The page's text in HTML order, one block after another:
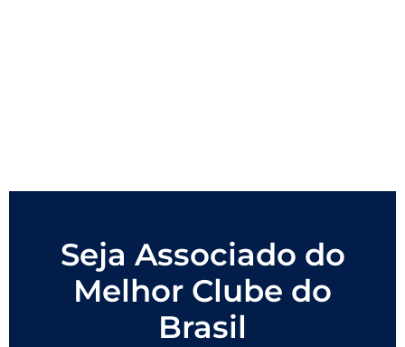
Seja Associado do
Melhor Clube do
Brasil